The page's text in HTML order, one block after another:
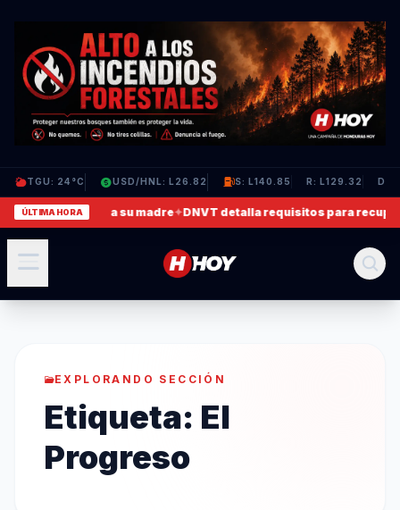
TGU: 24°C USD/HNL: L26.82 S: L140.85 R: L129.32 D:
ÚLTIMA HORA
en que agrede a su madre✦DNVT detalla requisitos para
EXPLORANDO SECCIÓN
Etiqueta: El
Progreso